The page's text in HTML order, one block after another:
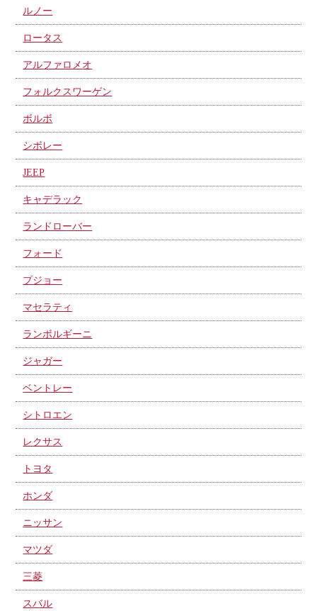
ルノー
ロータス
アルファロメオ
フォルクスワーゲン
ボルボ
シボレー
JEEP
キャデラック
ランドローバー
フォード
プジョー
マセラティ
ランボルギーニ
ジャガー
ベントレー
シトロエン
レクサス
トヨタ
ホンダ
ニッサン
マツダ
三菱
スバル